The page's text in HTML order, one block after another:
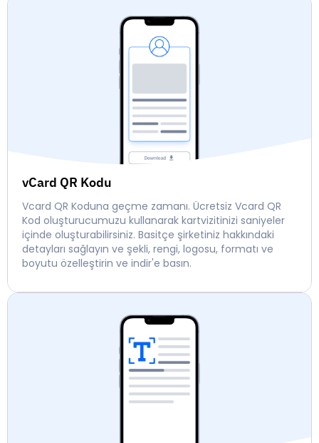
vCard QR Kodu
Vcard QR Koduna geçme zamanı. Ücretsiz Vcard QR
Kod oluşturucumuzu kullanarak kartvizitinizi saniyeler
içinde oluşturabilirsiniz. Basitçe şirketiniz hakkındaki
detayları sağlayın ve şekli, rengi, logosu, formatı ve
boyutu özelleştirin ve indir'e basın.